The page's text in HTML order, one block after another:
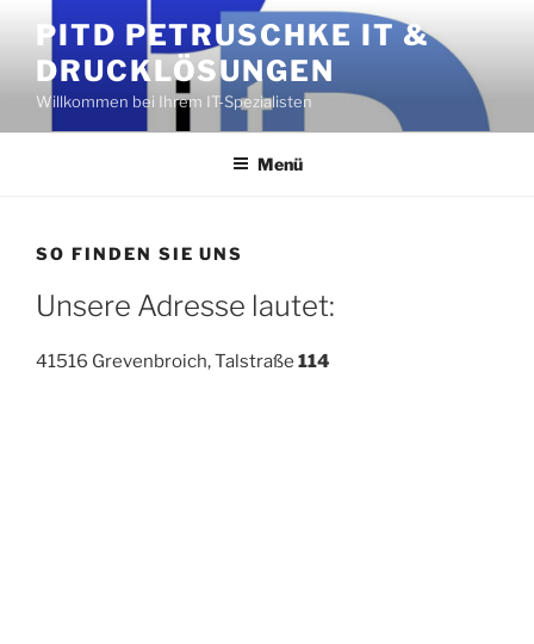
Inhalt
springen
PITD PETRUSCHKE IT &
DRUCKLÖSUNGEN
Willkommen bei Ihrem IT-Spezialisten
Menü
SO FINDEN SIE UNS
Unsere Adresse lautet:
41516 Grevenbroich, Talstraße 114